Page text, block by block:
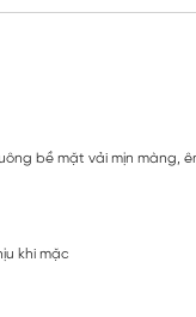
bề mặt vải mịn màng,
khi mặc